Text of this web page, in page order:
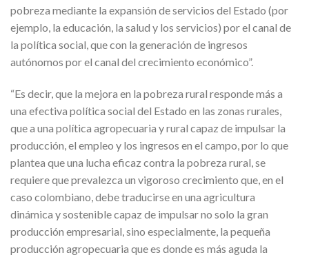
pobreza mediante la expansión de servicios del Estado (por
ejemplo, la educación, la salud y los servicios) por el canal de
la política social, que con la generación de ingresos
autónomos por el canal del crecimiento económico”.
“Es decir, que la mejora en la pobreza rural responde más a
una efectiva política social del Estado en las zonas rurales,
que a una política agropecuaria y rural capaz de impulsar la
producción, el empleo y los ingresos en el campo, por lo que
plantea que una lucha eficaz contra la pobreza rural, se
requiere que prevalezca un vigoroso crecimiento que, en el
caso colombiano, debe traducirse en una agricultura
dinámica y sostenible capaz de impulsar no solo la gran
producción empresarial, sino especialmente, la pequeña
producción agropecuaria que es donde es más aguda la